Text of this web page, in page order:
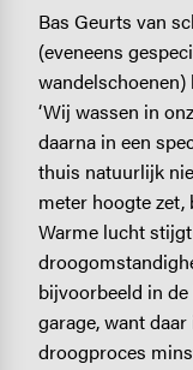
Bas Geurts van
(eveneens
wandelschoenen)
‘Wij wassen in
daarna in een
thuis natuurlijk
meter hoogte zet,
Warme lucht
bijvoorbeeld in
garage, want
droogproces